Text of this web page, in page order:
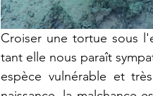
Croiser une tortue sous
tant elle nous paraît
espèce vulnérable et